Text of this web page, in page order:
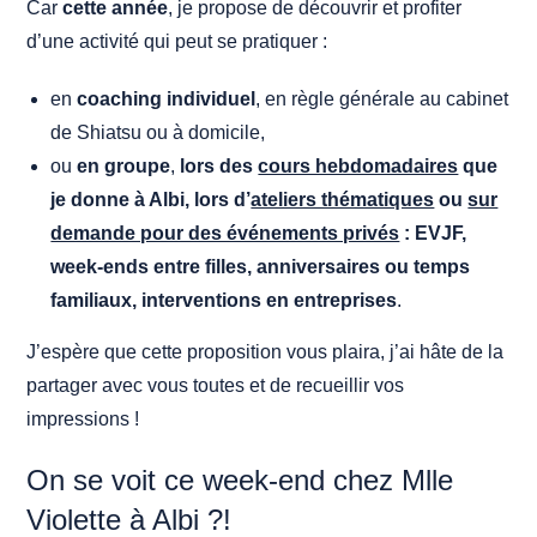
Carcette année, je propose de découvrir et profiter
d’une activité qui peut se pratiquer :
encoaching individuel , en règle générale au cabinet
de Shiatsu ou à domicile,
ouen groupe, lors descours hebdomadaires que
je donne à Albi, lors d’ateliers thématiques ousur
demande pour des événements privés : EVJF,
week-ends entre filles, anniversaires ou temps
familiaux, interventions en entreprises.
J’espère que cette proposition vous plaira, j’ai hâte de la
partager avec vous toutes et de recueillir vos
impressions !
On se voit ce week-end chez Mlle
Violette à Albi ?!